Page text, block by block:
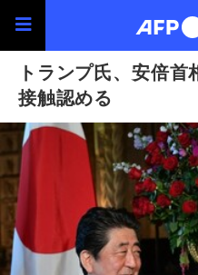
トランプ氏、安倍
接触認める